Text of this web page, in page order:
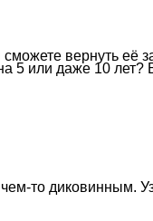
вернуть
5 или даже 10
то диковинным.